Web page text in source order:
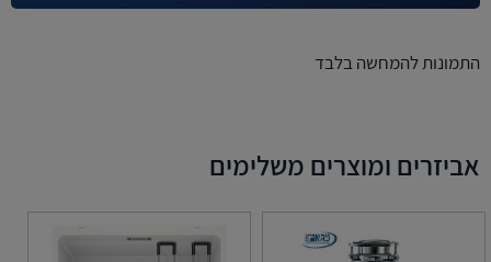
התמונות להמחשה בלבד
אביזרים ומוצרים משלימים